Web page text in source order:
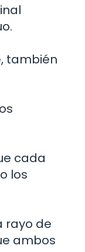
también
cada
los
rayo de
ambos